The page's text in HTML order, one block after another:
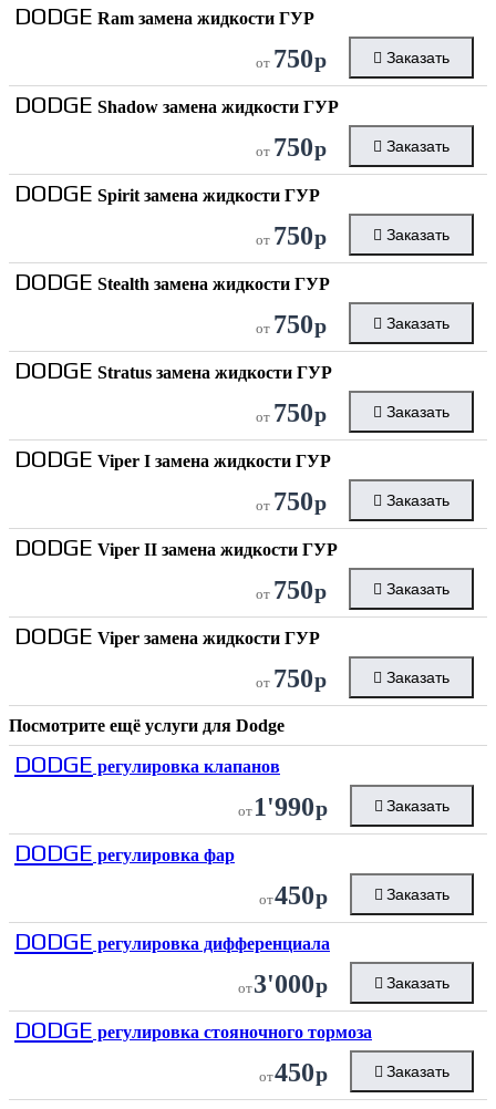
DODGE Ram замена жидкости ГУР
от 750р Заказать
DODGE Shadow замена жидкости ГУР
от 750р Заказать
DODGE Spirit замена жидкости ГУР
от 750р Заказать
DODGE Stealth замена жидкости ГУР
от 750р Заказать
DODGE Stratus замена жидкости ГУР
от 750р Заказать
DODGE Viper I замена жидкости ГУР
от 750р Заказать
DODGE Viper II замена жидкости ГУР
от 750р Заказать
DODGE Viper замена жидкости ГУР
от 750р Заказать
Посмотрите ещё услуги для Dodge
DODGE регулировка клапанов
от 1'990р Заказать
DODGE регулировка фар
от450р Заказать
DODGE регулировка дифференциала
от3'000р Заказать
DODGE регулировка стояночного тормоза
от450р Заказать